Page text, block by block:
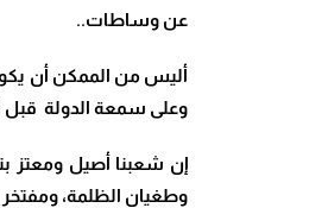
عن وساطات..
أليس من الممكن أن
وعلى سمعة الدولة قبل
إن شعبنا أصيل ومعتز
وطغيان الظلمة،